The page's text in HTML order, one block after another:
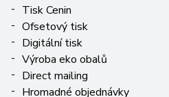
Tisk Cenin
Ofsetový tisk
Digitální tisk
Výroba eko obalů
Direct mailing
Hromadné objednávky